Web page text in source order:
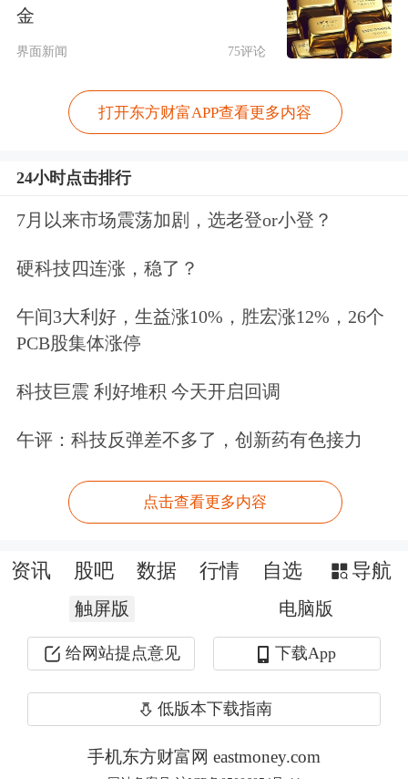
王石早在2017年6月时就已退任万科董
一届董事会成员候选名单。我在酝酿董
事会换届时，已决定不再作为万科董事
被提名。”并将接力棒交给郁亮。
与此同时，万科董事会审议通过相关议
案，为充分肯定王石过去33年对公司做
出的不可替代的贡献，董事会委任王石
为董事会名誉主席；王石作为名誉主
根据万科《2018年度社会责任报告》披
力、出席气候大会、宣传垃圾分类等。
尽管已不参与公司经营或治理，但王石
金
界面新闻 75评论
打开东方财富APP查看更多内容
24小时点击排行
7月以来市场震荡加剧，选老登or小登？
硬科技四连涨，稳了？
午间3大利好，生益涨10%，胜宏涨12%，26个
PCB股集体涨停
科技巨震 利好堆积 今天开启回调
午评：科技反弹差不多了，创新药有色接力
点击查看更多内容
资讯 股吧 数据 行情 自选 导航
触屏版 电脑版
给网站提点意见 下载App
低版本下载指南
手机东方财富网 eastmoney.com